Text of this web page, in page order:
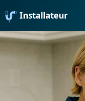
Installateur